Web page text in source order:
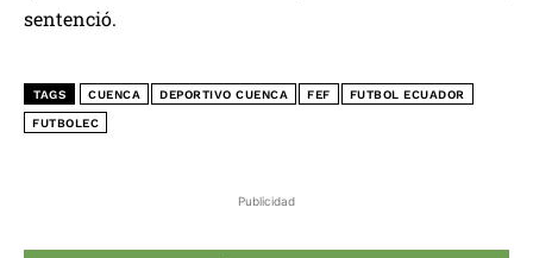
Publicidad
sentenció.
TAGS CUENCA DEPORTIVO CUENCA FEF FUTBOL ECUADOR
FUTBOLEC